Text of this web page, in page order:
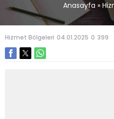
Anasayfa »
Hizmet Bölgeleri 04.01.2025 0 399